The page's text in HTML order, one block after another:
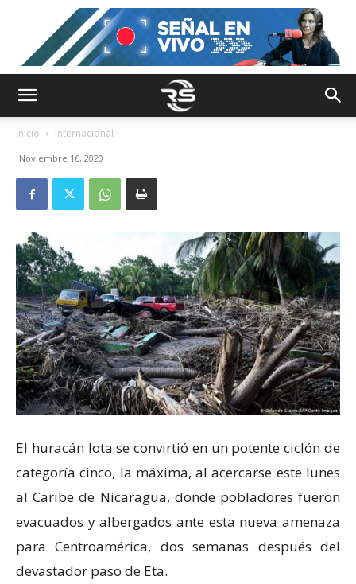
Inicio Internacional
Noviembre 16, 2020
El huracán Iota se convirtió en un potente ciclón de
categoría cinco, la máxima, al acercarse este lunes
al Caribe de Nicaragua, donde pobladores fueron
evacuados y albergados ante esta nueva amenaza
para Centroamérica, dos semanas después del
devastador paso de Eta.